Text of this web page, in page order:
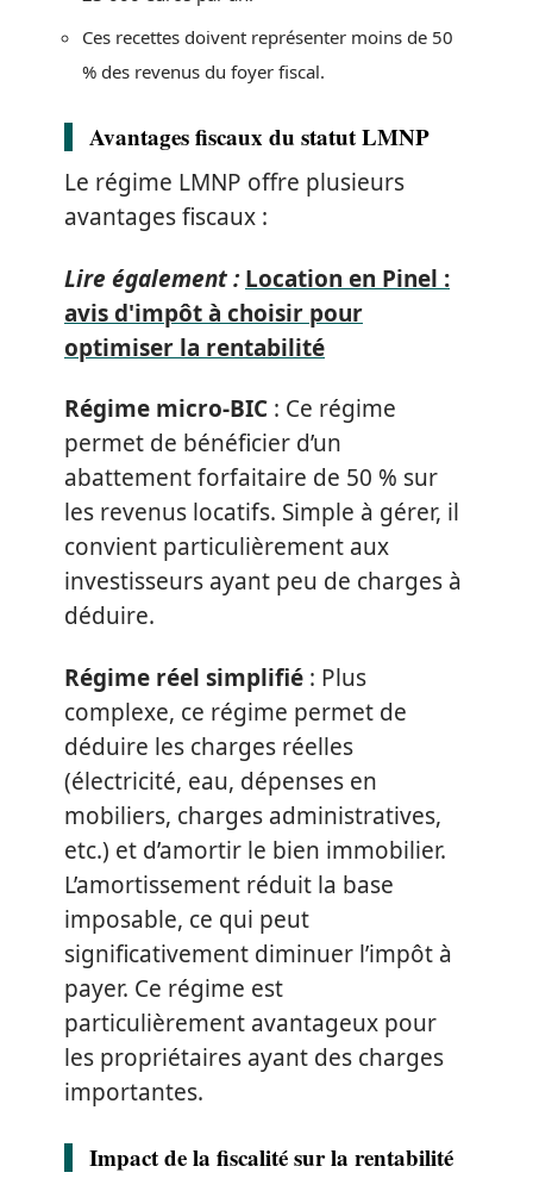
Ces recettes doivent représenter moins de 50
% des revenus du foyer fiscal.
Avantages fiscaux du statut LMNP
Le régime LMNP offre plusieurs
avantages fiscaux :
Lire également : Location en Pinel :
avis d'impôt à choisir pour
optimiser la rentabilité
Régime micro-BIC : Ce régime
permet de bénéficier d’un
abattement forfaitaire de 50 % sur
les revenus locatifs. Simple à gérer, il
convient particulièrement aux
investisseurs ayant peu de charges à
déduire.
Régime réel simplifié : Plus
complexe, ce régime permet de
déduire les charges réelles
(électricité, eau, dépenses en
mobiliers, charges administratives,
etc.) et d’amortir le bien immobilier.
L’amortissement réduit la base
imposable, ce qui peut
significativement diminuer l’impôt à
payer. Ce régime est
particulièrement avantageux pour
les propriétaires ayant des charges
importantes.
Impact de la fiscalité sur la rentabilité